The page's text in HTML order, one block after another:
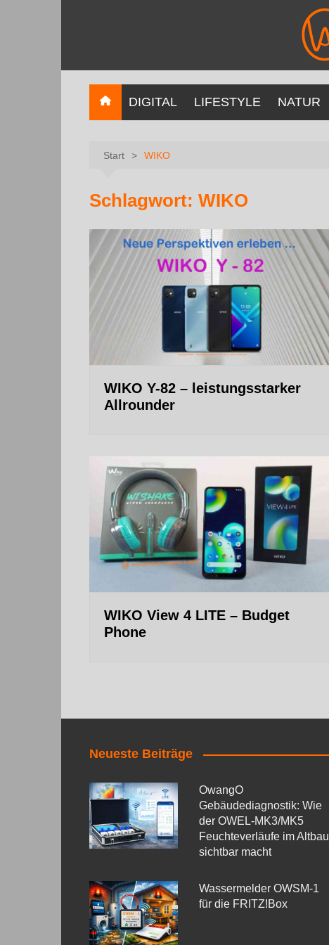
DIGITAL LIFESTYLE NATUR
Start WIKO
Schlagwort: WIKO
WIKO Y-82 – leistungsstarker
Allrounder
WIKO View 4 LITE – Budget
Phone
Neueste Beiträge
OwangO
Gebäudediagnostik: Wie
der OWEL‑MK3/MK5
Feuchteverläufe im Altbau
sichtbar macht
Wassermelder OWSM‑1
für die FRITZ!Box